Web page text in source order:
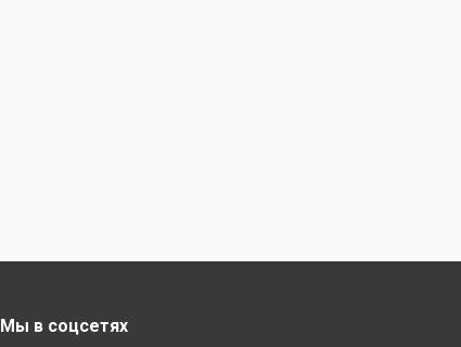
Мы в соцсетях